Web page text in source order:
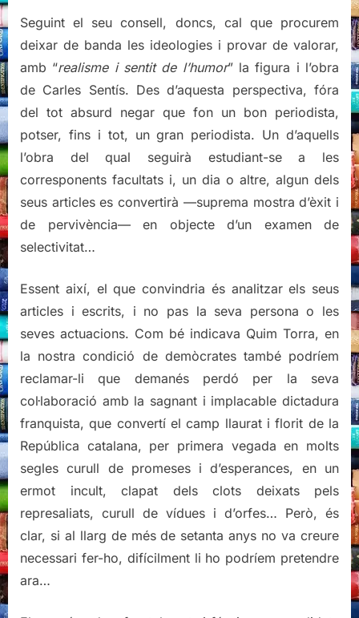
Seguint el seu consell, doncs, cal que procurem
deixar de banda les ideologies i provar de valorar,
amb “realisme i sentit de l’humor” la figura i l’obra
de Carles Sentís. Des d’aquesta perspectiva, fóra
del tot absurd negar que fon un bon periodista,
potser, fins i tot, un gran periodista. Un d’aquells
l’obra del qual seguirà estudiant-se a les
corresponents facultats i, un dia o altre, algun dels
seus articles es convertirà —suprema mostra d’èxit i
de pervivència— en objecte d’un examen de
selectivitat…
Essent així, el que convindria és analitzar els seus
articles i escrits, i no pas la seva persona o les
seves actuacions. Com bé indicava Quim Torra, en
la nostra condició de demòcrates també podríem
reclamar-li que demanés perdó per la seva
col·laboració amb la sagnant i implacable dictadura
franquista, que convertí el camp llaurat i florit de la
República catalana, per primera vegada en molts
segles curull de promeses i d’esperances, en un
ermot incult, clapat dels clots deixats pels
represaliats, curull de vídues i d’orfes… Però, és
clar, si al llarg de més de setanta anys no va creure
necessari fer-ho, difícilment li ho podríem pretendre
ara…